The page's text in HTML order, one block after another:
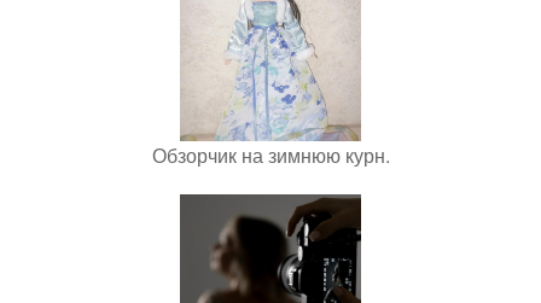
Обзорчик на зимнюю курн.